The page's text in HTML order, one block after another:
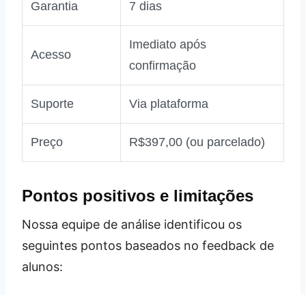
Garantia 7 dias
Acesso
Imediato após
confirmação
Suporte Via plataforma
Preço R$397,00 (ou parcelado)
Pontos positivos e limitações
Nossa equipe de análise identificou os
seguintes pontos baseados no feedback de
alunos: